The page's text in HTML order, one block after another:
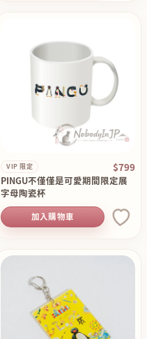
VIP 限定 $799
PINGU不僅僅是可愛期間限定展
字母陶瓷杯
加入購物車